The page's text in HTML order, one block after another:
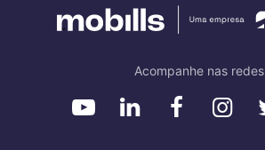
Acompanhe nas redes